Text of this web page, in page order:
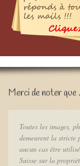
Merci de noter
Toutes les images,
demeurent la stricte
aucun cas être
Suisse sur la